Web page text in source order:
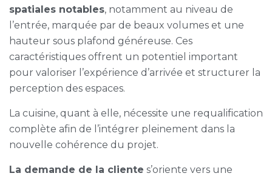
spatiales notables, notamment au niveau de
l’entrée, marquée par de beaux volumes et une
hauteur sous plafond généreuse. Ces
caractéristiques offrent un potentiel important
pour valoriser l’expérience d’arrivée et structurer la
perception des espaces.
La cuisine, quant à elle, nécessite une requalification
complète afin de l’intégrer pleinement dans la
nouvelle cohérence du projet.
La demande de la cliente s’oriente vers une